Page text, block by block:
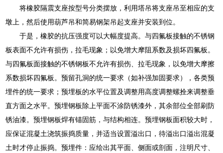
将橡胶隔震支座按型号分类摆放，利用塔吊将支座吊至相应的支
墩上，然后使用葫芦吊和简易钢架吊起支座并安装到位。
于是，橡胶的抗压强度可以大幅度提高。与四氟板接触的不锈钢
板表面不允许有损伤，拉毛现象；以免增大摩阻系数及损坏四氟板。
与四氟板面接触的不锈钢板不允许有损伤、拉毛现象，以免增大摩擦
系数损坏四氟板。预留孔洞的统一要求（如补强加固要求），各类预
埋件的统一要求；预埋板的水平位置及调整用高度调整螺拴来调整垂
直方面之水平。预埋钢板除上平面不涂防锈漆外，其余部位全部刷防
锈油漆。预埋钢板焊有锚固筋，与结构相连。预埋钢板面积较大时，
应保证混凝土浇筑振捣质量，并适当设置溢出口，待溢出口溢出混凝
土时才停止振捣。预埋件：应绘出其平面、侧面或剖面，注明尺寸、